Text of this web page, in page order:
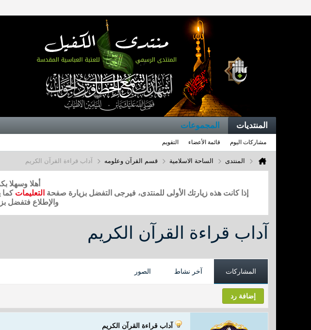
المنتديات المجموعات
مشاركات اليوم قائمة الأعضاء التقويم
المنتدى الساحة الاسلامية قسم القرآن وعلومه آداب قراءة القرآن الكريم
أهلا وسهلا
إذا كانت هذه زيارتك الأولى للمنتدى، فيرجى التفضل بزيارة صفحة التعليمات كما
والإطلاع فتفضل
آداب قراءة القرآن الكريم
المشاركات آخر نشاط الصور
إضافة رد
آداب قراءة القرآن الكريم